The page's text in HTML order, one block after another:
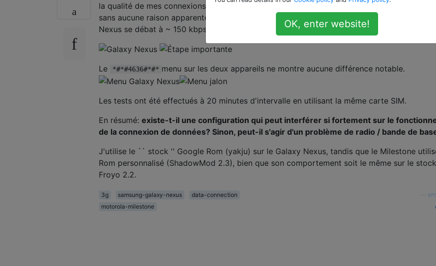
la qualité de mes connexions de données mobiles diminue considérablement entre les
sans aucune raison apparente. L'appareil Motorola peut atteindre jusqu'à 2 Mbps, tandis
Nexus se débat à ~ 150 kbps.
Le *#*#4636#*#* menu sur les deux appareils ne montre aucune différence notable.
Les tests ont été effectués à 20 minutes d'intervalle en utilisant la même carte SIM.
En résumé: existe-t-il une configuration qui peut interférer si fortement sur le
de la connexion de données? Sinon, peut-il s'agir d'un problème de radio / bande de
J'utilise le `` stock '' Google Rom (yakju) sur le Galaxy Nexus, tandis que le Milestone
Rom personnalisé (ShadowMod 2.3), bien que son comportement soit le même sur le stock
Froyo 2.2.
3g samsung-galaxy-nexus
data-connection
motorola-milestone
OK, enter website!